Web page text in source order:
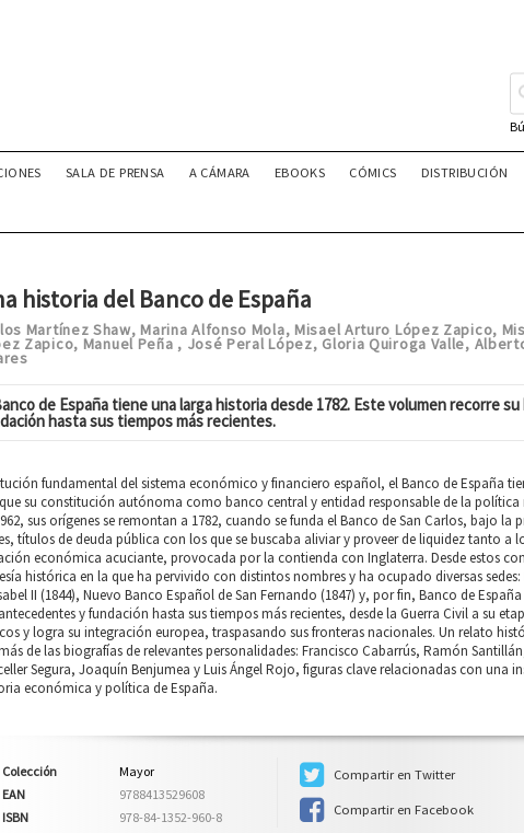
SALA DE PRENSA A CÁMARA EBOOKS CÓMICS DISTRIBUCIÓN
historia del Banco de España
Martínez Shaw, Marina Alfonso Mola, Misael Arturo López Zapico,
Zapico, Manuel Peña , José Peral López, Gloria Quiroga Valle,
de España tiene una larga historia desde 1782. Este volumen recorre
hasta sus tiempos más recientes.
fundamental del sistema económico y financiero español, el Banco de España
su constitución autónoma como banco central y entidad responsable de la
sus orígenes se remontan a 1782, cuando se funda el Banco de San Carlos, bajo
títulos de deuda pública con los que se buscaba aliviar y proveer de liquidez tanto a
económica acuciante, provocada por la contienda con Inglaterra. Desde estos
histórica en la que ha pervivido con distintos nombres y ha ocupado diversas
II (1844), Nuevo Banco Español de San Fernando (1847) y, por fin, Banco de
y fundación hasta sus tiempos más recientes, desde la Guerra Civil a su
y logra su integración europea, traspasando sus fronteras nacionales. Un relato
de las biografías de relevantes personalidades: Francisco Cabarrús, Ramón
Segura, Joaquín Benjumea y Luis Ángel Rojo, figuras clave relacionadas con una
económica y política de España.
Colección
Mayor
EAN
9788413529608
ISBN
978-84-1352-960-8
Compartir en Twitter
Compartir en Facebook